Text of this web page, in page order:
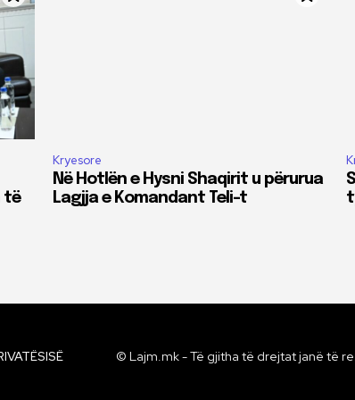
të
Kryesore
Në Hotlën e Hysni Shaqirit u përurua
Lagjja e Komandant Teli-t
© Lajm.mk - Të gjitha të drejtat janë të